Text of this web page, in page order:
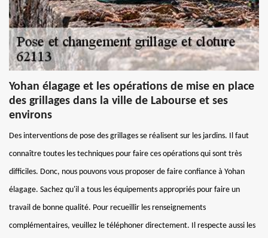
Yohan élagage et les opérations de mise en place
des grillages dans la ville de Labourse et ses
environs
Des interventions de pose des grillages se réalisent sur les jardins. Il faut
connaître toutes les techniques pour faire ces opérations qui sont très
difficiles. Donc, nous pouvons vous proposer de faire confiance à Yohan
élagage. Sachez qu'il a tous les équipements appropriés pour faire un
travail de bonne qualité. Pour recueillir les renseignements
complémentaires, veuillez le téléphoner directement. Il respecte aussi les